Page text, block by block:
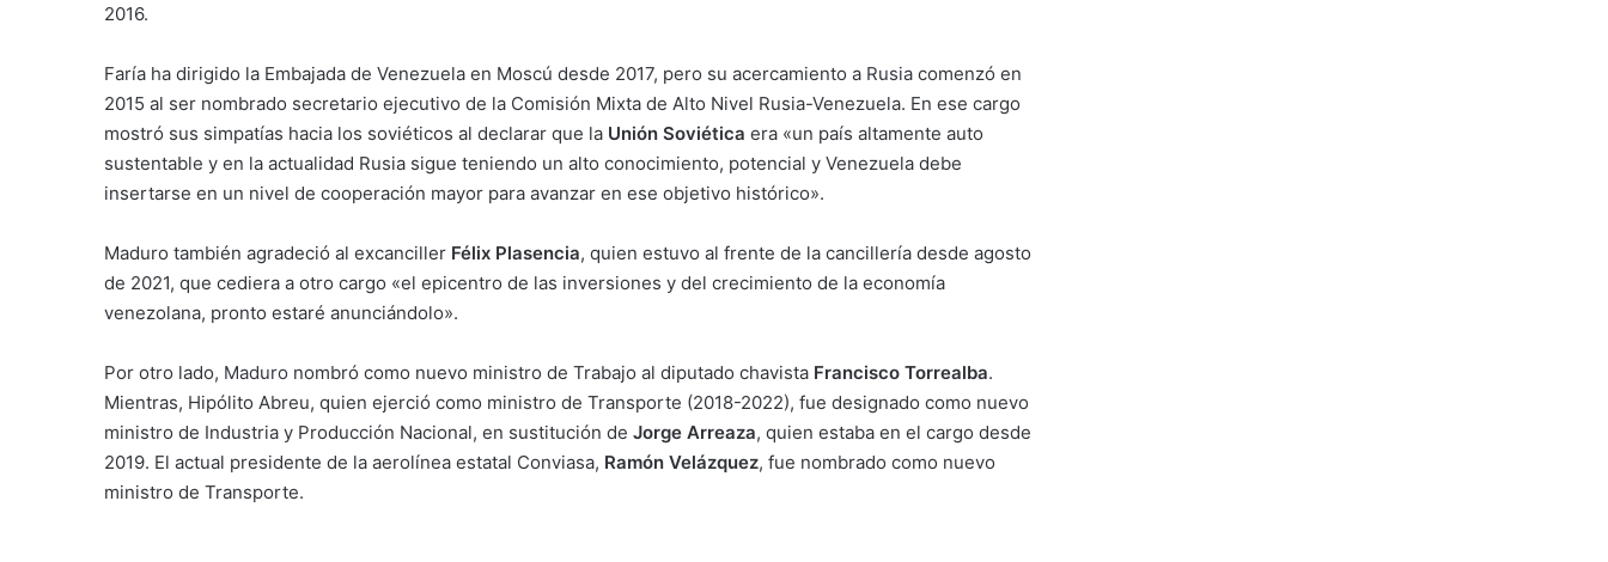
2016.
Faría ha dirigido la Embajada de Venezuela en Moscú desde 2017, pero su acercamiento a Rusia comenzó en
2015 al ser nombrado secretario ejecutivo de la Comisión Mixta de Alto Nivel Rusia-Venezuela. En ese cargo
mostró sus simpatías hacia los soviéticos al declarar que la Unión Soviética era «un país altamente auto
sustentable y en la actualidad Rusia sigue teniendo un alto conocimiento, potencial y Venezuela debe
insertarse en un nivel de cooperación mayor para avanzar en ese objetivo histórico».
Maduro también agradeció al excanciller Félix Plasencia, quien estuvo al frente de la cancillería desde agosto
de 2021, que cediera a otro cargo «el epicentro de las inversiones y del crecimiento de la economía
venezolana, pronto estaré anunciándolo».
Por otro lado, Maduro nombró como nuevo ministro de Trabajo al diputado chavista Francisco Torrealba.
Mientras, Hipólito Abreu, quien ejerció como ministro de Transporte (2018-2022), fue designado como nuevo
ministro de Industria y Producción Nacional, en sustitución de Jorge Arreaza, quien estaba en el cargo desde
2019. El actual presidente de la aerolínea estatal Conviasa, Ramón Velázquez, fue nombrado como nuevo
ministro de Transporte.